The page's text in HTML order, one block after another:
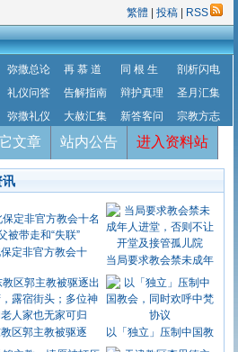
繁體 投稿 RSS
弥撒总论 再 慕 道 同 根 生
剖析闪电
礼仪问答 告解指南 辩护真理
圣月汇集
弥撒礼仪 大赦汇集 新答客问 宗教方志
文章 站内公告 进入资料站
讯
定非官方教会十
当局要求教会禁未成年
区郭主教被驱逐 以「独立」压制中国教